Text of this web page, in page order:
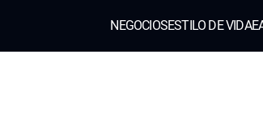
NEGOCIOSESTILO DE VIDA